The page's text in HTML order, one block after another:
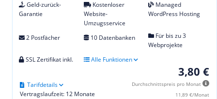
Geld-zurück-
Garantie
Kostenloser
Website-
Umzugsservice
Managed
WordPress Hosting
2 Postfächer 10 Datenbanken
Für bis zu 3
Webprojekte
SSL Zertifikat inkl.
Alle Funktionen
3,80 €
Durchschnittspreis pro Monat
11,89 €/Monat
Vertragslaufzeit: 12 Monate
Tarifdetails